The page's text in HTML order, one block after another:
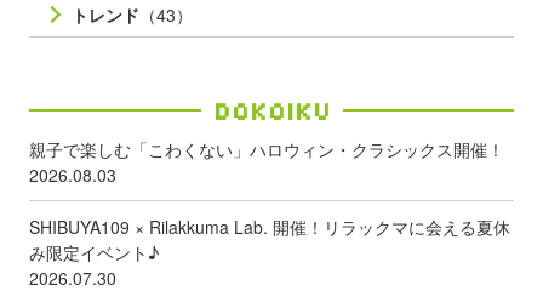
トレンド （43）
Dokoiku
親子で楽しむ「こわくない」ハロウィン・クラシックス開催！
2026.08.03
SHIBUYA109 × Rilakkuma Lab. 開催！リラックマに会える夏休
み限定イベント♪
2026.07.30